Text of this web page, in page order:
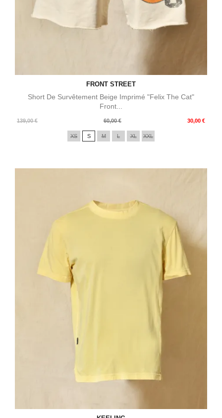
FRONT STREET
Short De Survêtement Beige Imprimé "Felix The Cat"
Front...
139,00 €
Prix
60,00 € 30,00 €
Prix
XS S M L XL XXL